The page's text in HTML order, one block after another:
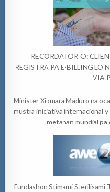
RECORDATORIO:
REGISTRA PA E-BILLING LO
VIA
Minister Xiomara Maduro na
mustra iniciativa internacional y
metanan mundial
Fundashon Stimami Sterilisami